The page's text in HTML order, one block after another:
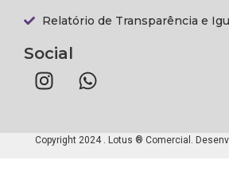
Relatório de Transparência e
Social
Copyright 2024 . Lotus ® Comercial.